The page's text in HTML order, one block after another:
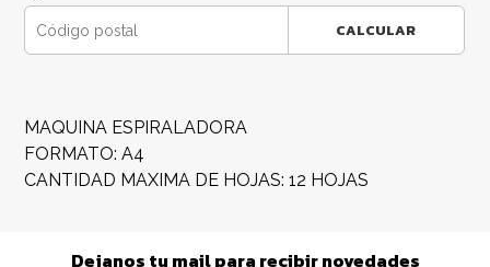
CALCULAR
MAQUINA ESPIRALADORA
FORMATO: A4
CANTIDAD MAXIMA DE HOJAS: 12 HOJAS
Dejanos tu mail para recibir novedades